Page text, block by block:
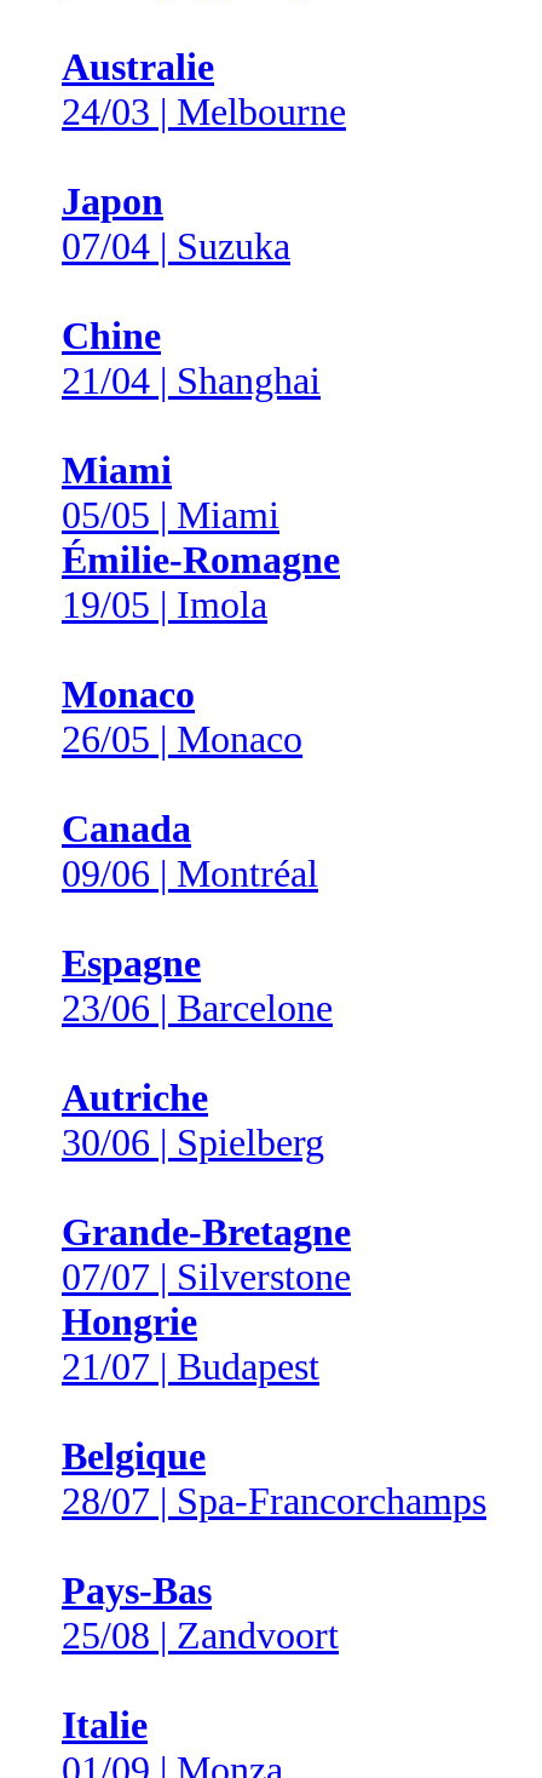
Australie
24/03 | Melbourne
Japon
07/04 | Suzuka
Chine
21/04 | Shanghai
Miami
05/05 | Miami
Émilie-Romagne
19/05 | Imola
Monaco
26/05 | Monaco
Canada
09/06 | Montréal
Espagne
23/06 | Barcelone
Autriche
30/06 | Spielberg
Grande-Bretagne
07/07 | Silverstone
Hongrie
21/07 | Budapest
Belgique
28/07 | Spa-Francorchamps
Pays-Bas
25/08 | Zandvoort
Italie